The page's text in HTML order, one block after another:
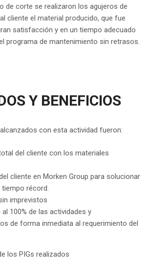
de corte se realizaron los agujeros de
cliente el material producido, que fue
satisfacción y en un tiempo adecuado
programa de mantenimiento sin retrasos.
Y BENEFICIOS
con esta actividad fueron:
del cliente con los materiales
cliente en Morken Group para solucionar
récord.
imprevistos
100% de las actividades y
de forma inmediata al requerimiento del
los PIGs realizados